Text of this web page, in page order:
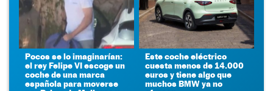
Pocos se lo imaginarían:
el rey Felipe VI escoge un
coche de una marca
española para moverse
Este coche eléctrico
cuesta menos de 14.000
euros y tiene algo que
muchos BMW ya no